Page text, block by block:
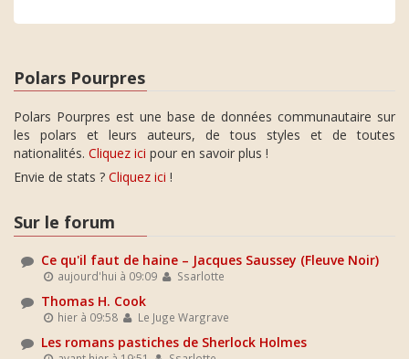
Polars Pourpres
Polars Pourpres est une base de données communautaire sur
les polars et leurs auteurs, de tous styles et de toutes
nationalités. Cliquez ici pour en savoir plus !
Envie de stats ? Cliquez ici !
Sur le forum
Ce qu'il faut de haine – Jacques Saussey (Fleuve Noir)
aujourd'hui à 09:09 Ssarlotte
Thomas H. Cook
hier à 09:58 Le Juge Wargrave
Les romans pastiches de Sherlock Holmes